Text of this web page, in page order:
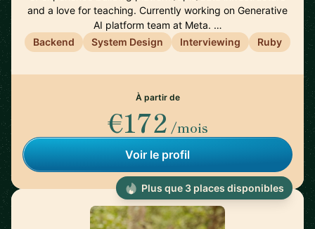
and a love for teaching. Currently working on Generative
AI platform team at Meta. …
Backend
System Design Interviewing Ruby
À partir de
€172 /mois
Voir le profil
Plus que 3 places disponibles